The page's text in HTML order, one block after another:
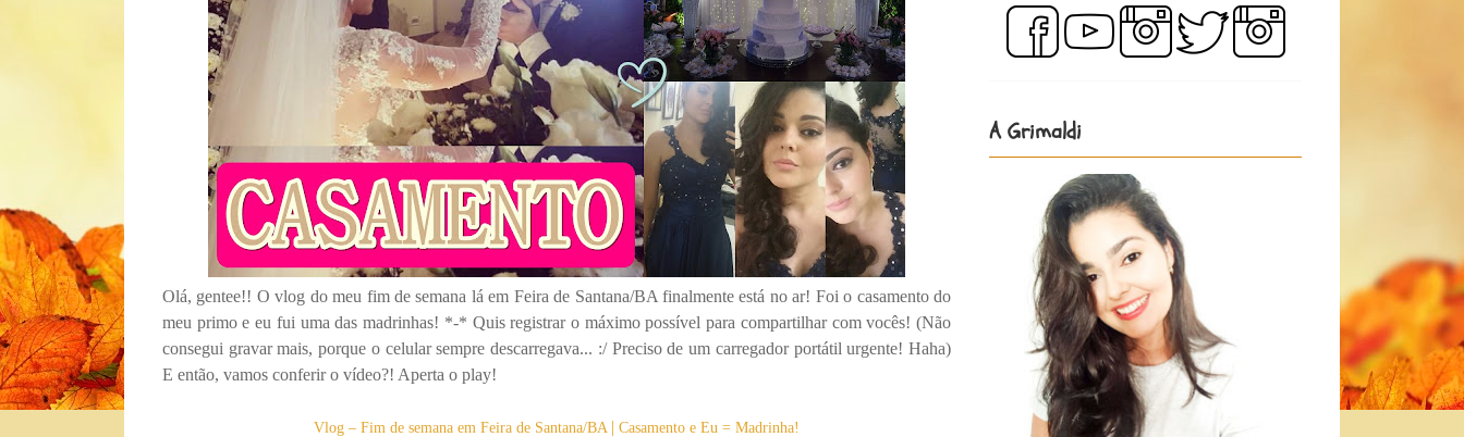
Olá, gentee!! O vlog do meu fim de semana lá em Feira de Santana/BA finalmente está no ar! Foi o casamento do
meu primo e eu fui uma das madrinhas! *-* Quis registrar o máximo possível para compartilhar com vocês! (Não
consegui gravar mais, porque o celular sempre descarregava... :/ Preciso de um carregador portátil urgente! Haha)
E então, vamos conferir o vídeo?! Aperta o play!
Vlog – Fim de semana em Feira de Santana/BA | Casamento e Eu = Madrinha!
A Grimaldi